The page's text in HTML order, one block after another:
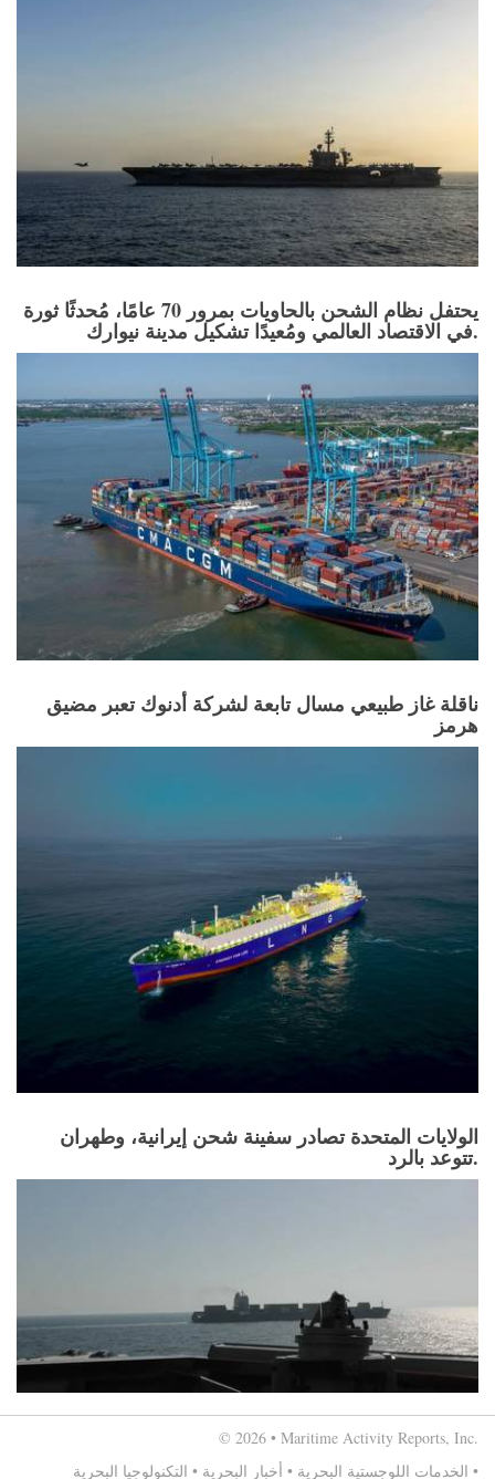
يحتفل نظام الشحن بالحاويات بمرور 70 عامًا، مُحدثًا ثورة
في الاقتصاد العالمي ومُعيدًا تشكيل مدينة نيوارك.
ناقلة غاز طبيعي مسال تابعة لشركة أدنوك تعبر مضيق
هرمز
الولايات المتحدة تصادر سفينة شحن إيرانية، وطهران
تتوعد بالرد.
© 2026 • Maritime Activity Reports, Inc.
الخدمات اللوجستية البحرية • أخبار البحرية • التكنولوجيا البحرية •